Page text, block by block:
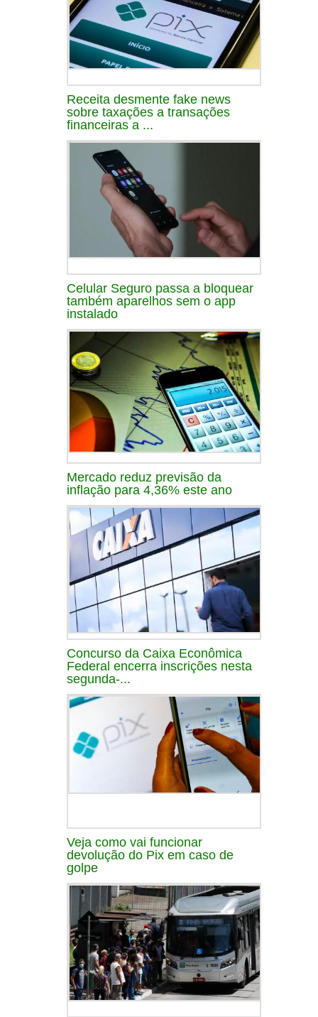
Receita desmente fake news
sobre taxações a transações
financeiras a ...
Celular Seguro passa a bloquear
também aparelhos sem o app
instalado
Mercado reduz previsão da
inflação para 4,36% este ano
Concurso da Caixa Econômica
Federal encerra inscrições nesta
segunda-...
Veja como vai funcionar
devolução do Pix em caso de
golpe